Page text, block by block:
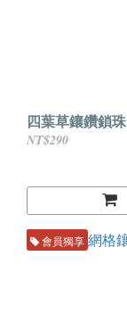
四葉草鑲鑽鎖珠
NT$290
會員獨享